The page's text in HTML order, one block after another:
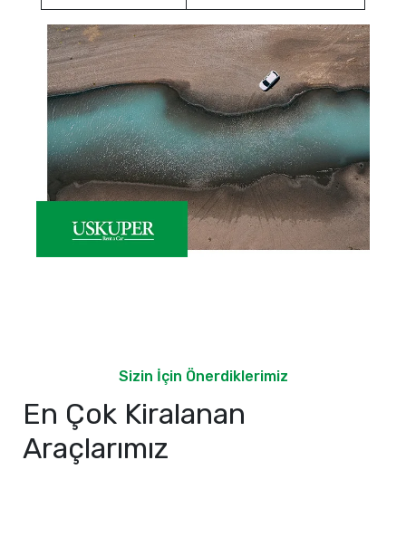
Sizin İçin Önerdiklerimiz
En Çok Kiralanan
Araçlarımız